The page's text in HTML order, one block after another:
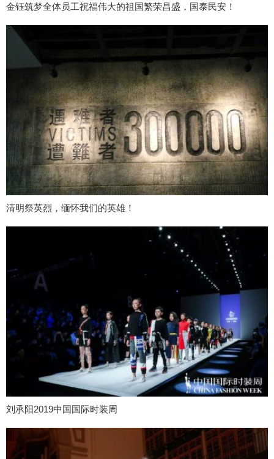
金钰筑梦全体员工祝福伟大的祖国繁荣昌盛，国泰民安！
清明祭英烈，缅怀我们的英雄！
刘承阳2019中国国际时装周